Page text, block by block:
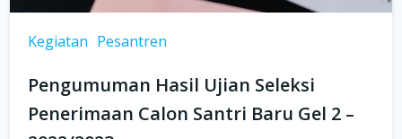
Kegiatan Pesantren
Pengumuman Hasil Ujian Seleksi
Penerimaan Calon Santri Baru Gel 2 –